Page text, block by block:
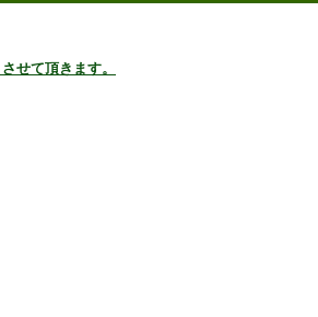
せて頂きます。